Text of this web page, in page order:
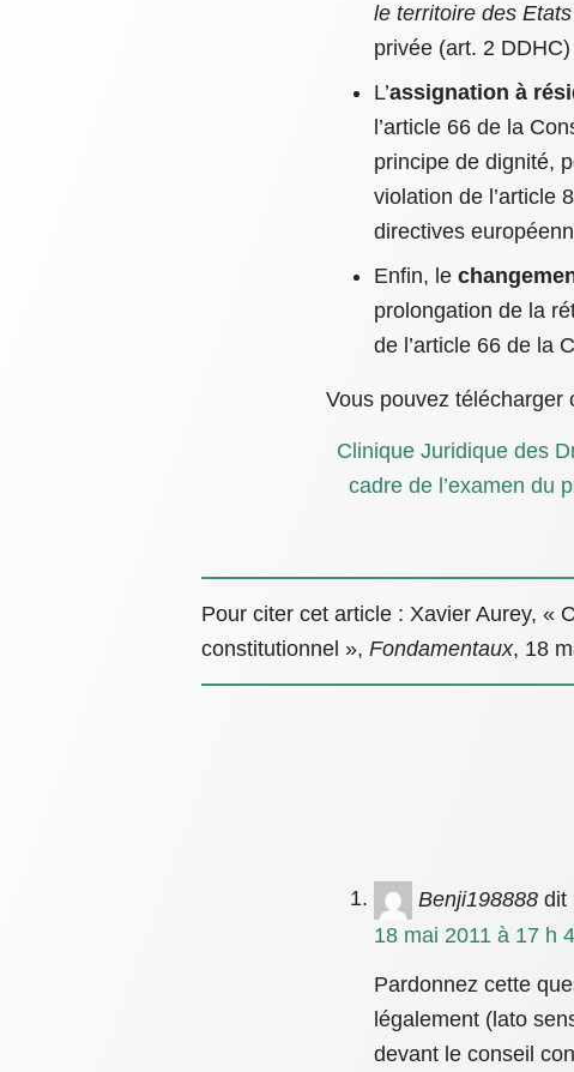
le territoire des
privée (art. 2
L’assignation à
l’article 66 de la
principe de dignité,
violation de l’article
directives
Enfin, le
prolongation de la
de l’article 66 de la
Vous pouvez télécharger
Clinique Juridique des
cadre de l’examen du
Pour citer cet article : Xavier Aurey, «
constitutionnel », Fondamentaux, 18
Benji198888 dit
18 mai 2011 à 17 h
Pardonnez cette
légalement (lato
devant le conseil